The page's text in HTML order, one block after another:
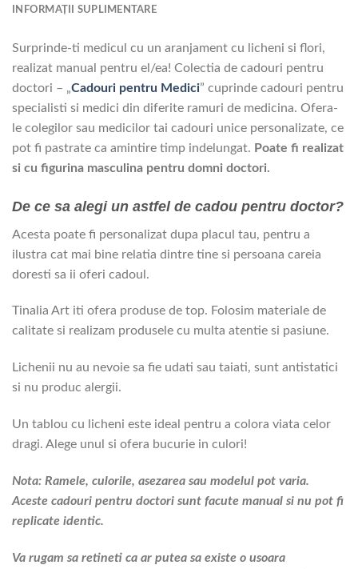
INFORMAȚII SUPLIMENTARE
Surprinde-ti medicul cu un aranjament cu licheni si flori,
realizat manual pentru el/ea! Colectia de cadouri pentru
doctori – „Cadouri pentru Medici” cuprinde cadouri pentru
specialisti si medici din diferite ramuri de medicina. Ofera-
le colegilor sau medicilor tai cadouri unice personalizate, ce
pot fi pastrate ca amintire timp indelungat. Poate fi realizat
si cu figurina masculina pentru domni doctori.
De ce sa alegi un astfel de cadou pentru doctor?
Acesta poate fi personalizat dupa placul tau, pentru a
ilustra cat mai bine relatia dintre tine si persoana careia
doresti sa ii oferi cadoul.
Tinalia Art iti ofera produse de top. Folosim materiale de
calitate si realizam produsele cu multa atentie si pasiune.
Lichenii nu au nevoie sa fie udati sau taiati, sunt antistatici
si nu produc alergii.
Un tablou cu licheni este ideal pentru a colora viata celor
dragi. Alege unul si ofera bucurie in culori!
Nota: Ramele, culorile, asezarea sau modelul pot varia.
Aceste cadouri pentru doctori sunt facute manual si nu pot fi
replicate identic.
Va rugam sa retineti ca ar putea sa existe o usoara